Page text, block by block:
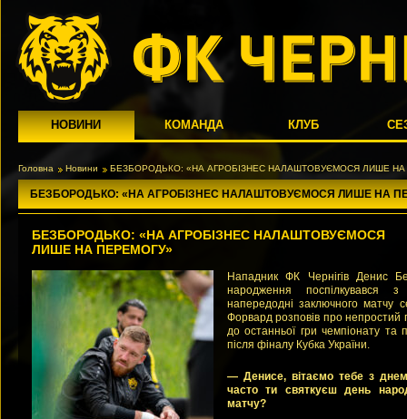
НОВИНИ КОМАНДА КЛУБ
Головна Новини БЕЗБОРОДЬКО: «НА АГРОБІЗНЕС НАЛАШТОВУЄМОСЯ ЛИШЕ НА
БЕЗБОРОДЬКО: «НА АГРОБІЗНЕС НАЛАШТОВУЄМОСЯ ЛИШЕ НА
БЕЗБОРОДЬКО: «НА АГРОБІЗНЕС НАЛАШТОВУЄМОСЯ
ЛИШЕ НА ПЕРЕМОГУ»
Нападник ФК Чернігів Денис
народження поспілкувався
напередодні заключного матчу
Форвард розповів про непростий
до останньої гри чемпіонату та
після фіналу Кубка України.
— Денисе, вітаємо тебе з
часто ти святкуєш день
матчу?